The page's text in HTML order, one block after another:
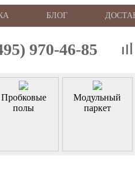
БЛОГ
970-46-85
Пробковые
полы
Модульный
паркет